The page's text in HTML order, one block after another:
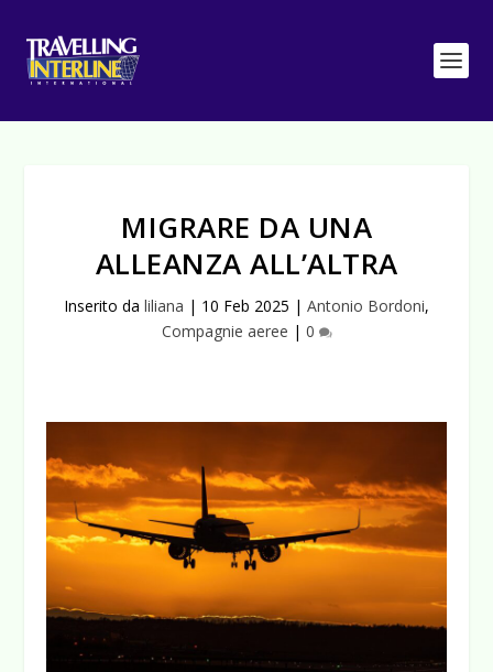
MIGRARE DA UNA
ALLEANZA ALL’ALTRA
Inserito da liliana | 10 Feb 2025 | Antonio Bordoni,
Compagnie aeree | 0